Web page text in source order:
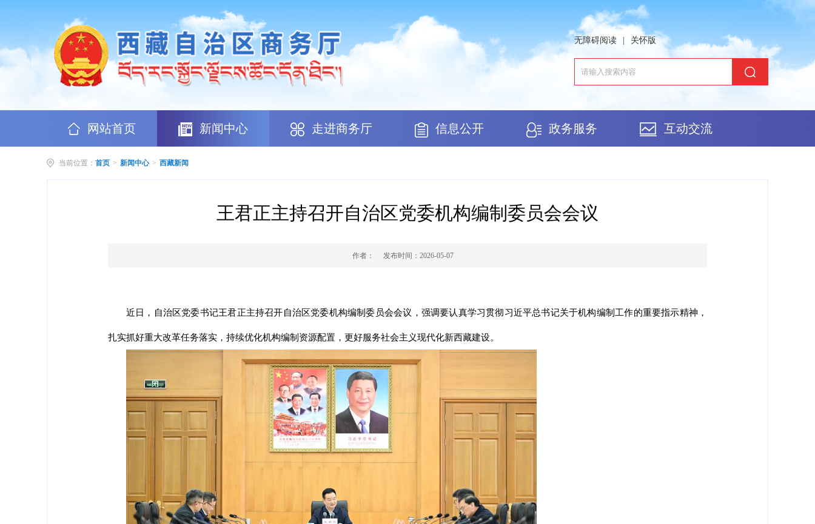
无障碍阅读 关怀版
网站首页 新闻中心 走进商务厅 信息公开 政务服务 互动交流
当前位置： 首页 > 新闻中心 > 西藏新闻
王君正主持召开自治区党委机构编制委员会会议
作者： 发布时间： 2026-05-07
近日，自治区党委书记王君正主持召开自治区党委机构编制委员会会议，强调要认真学习贯彻习近平总书记关于机构编制工作的重要指示精神，
扎实抓好重大改革任务落实，持续优化机构编制资源配置，更好服务社会主义现代化新西藏建设。